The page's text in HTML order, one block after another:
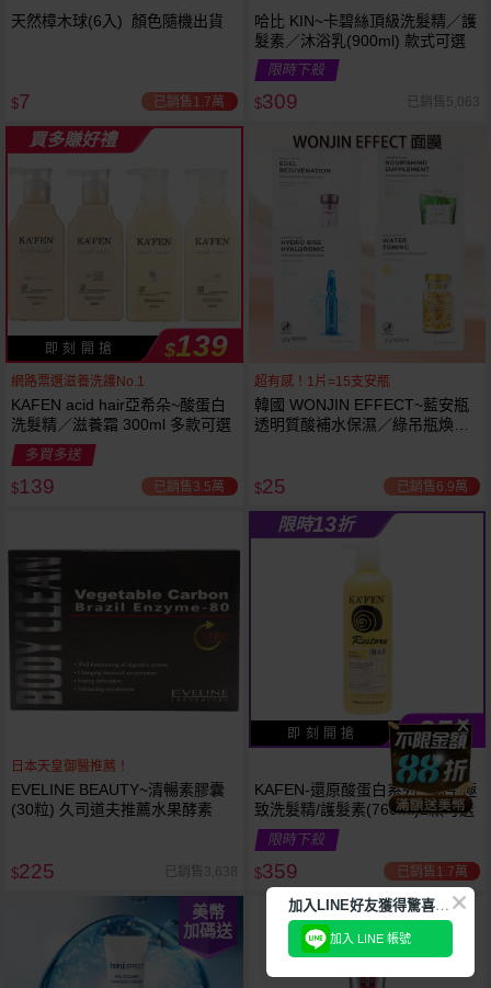
天然樟木球(6入) 顏色隨機出貨
$7 已銷售1.7萬
哈比 KIN~卡碧絲頂級洗髮精／護
髮素／沐浴乳(900ml) 款式可選
限時下殺
$309 已銷售5,063
買多賺好禮
即 刻 開 搶 $139
網路票選滋養洗護No.1
KAFEN acid hair亞希朵~酸蛋白
洗髮精／滋養霜 300ml 多款可選
多買多送
$139 已銷售3.5萬
超有感！1片=15支安瓶
韓國 WONJIN EFFECT~藍安瓶
透明質酸補水保濕／綠吊瓶煥顏
$25 已銷售6.9萬
日本天皇御醫推薦！
EVELINE BEAUTY~清暢素膠囊
(30粒) 久司道夫推薦水果酵素
$225 已銷售3,638
限時13折
即 刻 開 搶 $359
KAFEN-還原酸蛋白系列~ 蝸牛極
致洗髮精/護髮素(760ml)2款可選
限時下殺
$359 已銷售1.7萬
美幣
加碼送
加
入LINE好友獲得驚喜折扣!
加入 LINE 帳號